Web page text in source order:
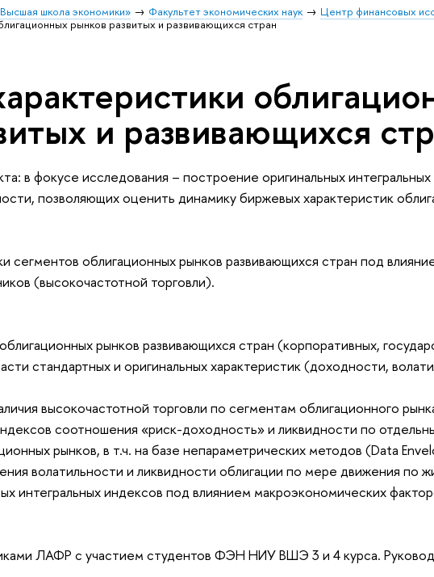
школа экономики» Факультет экономических наук
Центр финансовых
рынков развитых и развивающихся стран
и развивающихся
в фокусе исследования – построение оригинальных
позволяющих оценить динамику биржевых характеристик
сегментов облигационных рынков развивающихся стран под
(высокочастотной торговли).
рынков развивающихся стран (корпоративных,
стандартных и оригинальных характеристик (доходности,
высокочастотной торговли по сегментам облигационного
соотношения «риск-доходность» и ликвидности по
рынков, в т.ч. на базе непараметрических методов (Data
волатильности и ликвидности облигации по мере движения по
интегральных индексов под влиянием макроэкономических
ЛАФР с участием студентов ФЭН НИУ ВШЭ 3 и 4 курса.